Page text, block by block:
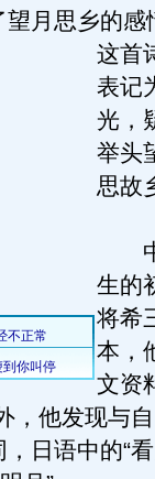
月思乡的感
这首
表记
光，
举头
思故
中
生的
将希
本，
文资
，他发现与
日语中的“